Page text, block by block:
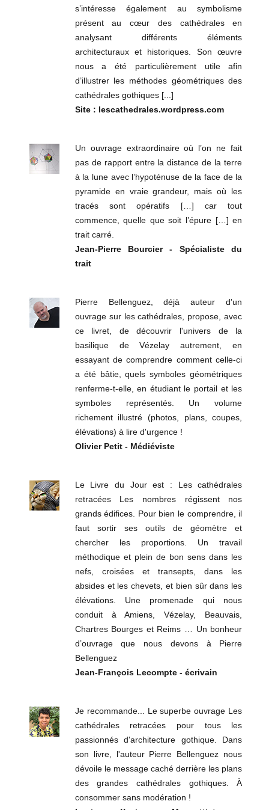
s’intéresse également au symbolisme
présent au cœur des cathédrales en
analysant différents éléments
architecturaux et historiques. Son œuvre
nous a été particulièrement utile afin
d’illustrer les méthodes géométriques des
cathédrales gothiques [...]
Site : lescathedrales.wordpress.com
Un ouvrage extraordinaire où l’on ne fait
pas de rapport entre la distance de la terre
à la lune avec l’hypoténuse de la face de la
pyramide en vraie grandeur, mais où les
tracés sont opératifs […] car tout
commence, quelle que soit l’épure […] en
trait carré.
Jean-Pierre Bourcier - Spécialiste du
trait
Pierre Bellenguez, déjà auteur d'un
ouvrage sur les cathédrales, propose, avec
ce livret, de découvrir l'univers de la
basilique de Vézelay autrement, en
essayant de comprendre comment celle-ci
a été bâtie, quels symboles géométriques
renferme-t-elle, en étudiant le portail et les
symboles représentés. Un volume
richement illustré (photos, plans, coupes,
élévations) à lire d'urgence !
Olivier Petit - Médiéviste
Le Livre du Jour est : Les cathédrales
retracées Les nombres régissent nos
grands édifices. Pour bien le comprendre, il
faut sortir ses outils de géomètre et
chercher les proportions. Un travail
méthodique et plein de bon sens dans les
nefs, croisées et transepts, dans les
absides et les chevets, et bien sûr dans les
élévations. Une promenade qui nous
conduit à Amiens, Vézelay, Beauvais,
Chartres Bourges et Reims … Un bonheur
d’ouvrage que nous devons à Pierre
Bellenguez
Jean-François Lecompte - écrivain
Je recommande... Le superbe ouvrage Les
cathédrales retracées pour tous les
passionnés d'architecture gothique. Dans
son livre, l'auteur Pierre Bellenguez nous
dévoile le message caché derrière les plans
des grandes cathédrales gothiques. À
consommer sans modération !